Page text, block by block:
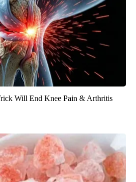
Will End Knee Pain & Arthritis